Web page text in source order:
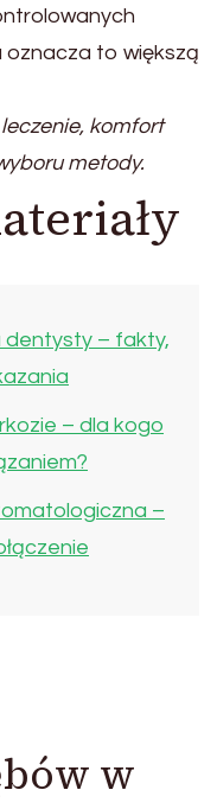
oznacza to większą
komfort
metody.
dentysty – fakty,
– dla kogo
–
w